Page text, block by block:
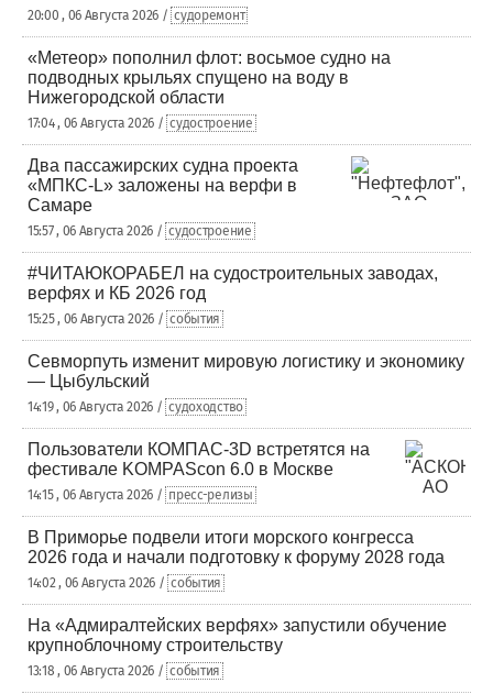
20:00 , 06 Августа 2026 / судоремонт
«Метеор» пополнил флот: восьмое судно на
подводных крыльях спущено на воду в
Нижегородской области
17:04 , 06 Августа 2026 / судостроение
Два пассажирских судна проекта
«МПКС-L» заложены на верфи в
Самаре
15:57 , 06 Августа 2026 / судостроение
#ЧИТАЮКОРАБЕЛ на судостроительных заводах,
верфях и КБ 2026 год
15:25 , 06 Августа 2026 / события
Севморпуть изменит мировую логистику и экономику
— Цыбульский
14:19 , 06 Августа 2026 / судоходство
Пользователи КОМПАС-3D встретятся на
фестивале KOMPAScon 6.0 в Москве
14:15 , 06 Августа 2026 / пресс-релизы
В Приморье подвели итоги морского конгресса
2026 года и начали подготовку к форуму 2028 года
14:02 , 06 Августа 2026 / события
На «Адмиралтейских верфях» запустили обучение
крупноблочному строительству
13:18 , 06 Августа 2026 / события